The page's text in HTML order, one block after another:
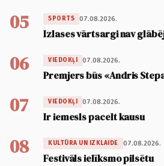
05 SPORTS 07.08.2026.
Izlases vārtsargi nav
06 VIEDOKĻI 07.08.2026.
Premjers būs «Andris
07 VIEDOKĻI 07.08.2026.
Ir iemesls pacelt kausu
08 KULTŪRA UN IZKLAIDE 07.08.2026.
Festivāls ielīksmo pilsētu